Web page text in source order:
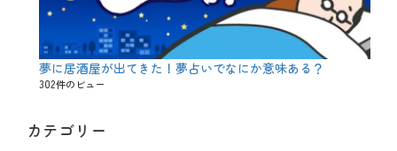
夢に居酒屋が出てきた！夢占いでなにか意味ある？
302件のビュー
カテゴリー